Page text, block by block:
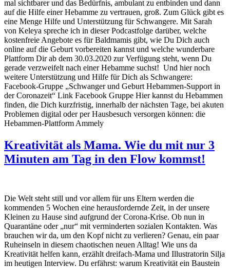
mal sichtbarer und das Bedürfnis, ambulant zu entbinden und dann
auf die Hilfe einer Hebamme zu vertrauen, groß. Zum Glück gibt es
eine Menge Hilfe und Unterstützung für Schwangere. Mit Sarah
von Keleya spreche ich in dieser Podcastfolge darüber, welche
kostenfreie Angebote es für Baldmamis gibt, wie Du Dich auch
online auf die Geburt vorbereiten kannst und welche wunderbare
Plattform Dir ab dem 30.03.2020 zur Verfügung steht, wenn Du
gerade verzweifelt nach einer Hebamme suchst! Und hier noch
weitere Unterstützung und Hilfe für Dich als Schwangere:
Facebook-Gruppe „Schwanger und Geburt Hebammen-Support in
der Coronazeit“ Link Facebook Gruppe Hier kannst du Hebammen
finden, die Dich kurzfristig, innerhalb der nächsten Tage, bei akuten
Problemen digital oder per Hausbesuch versorgen können: die
Hebammen-Plattform Ammely
Kreativität als Mama. Wie du mit nur 3
Minuten am Tag in den Flow kommst!
Die Welt steht still und vor allem für uns Eltern werden die
kommenden 5 Wochen eine herausfordernde Zeit, in der unsere
Kleinen zu Hause sind aufgrund der Corona-Krise. Ob nun in
Quarantäne oder „nur“ mit verminderten sozialen Kontakten. Was
brauchen wir da, um den Kopf nicht zu verlieren? Genau, ein paar
Ruheinseln in diesem chaotischen neuen Alltag! Wie uns da
Kreativität helfen kann, erzählt dreifach-Mama und Illustratorin Silja
im heutigen Interview. Du erfährst: warum Kreativität ein Baustein